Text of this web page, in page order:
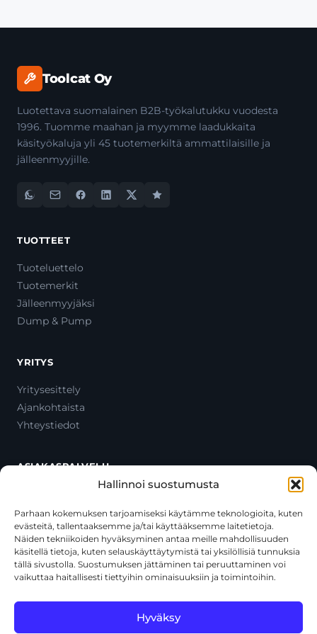
Hallinnoi suostumusta
Parhaan kokemuksen tarjoamiseksi käytämme teknologioita, kuten
evästeitä, tallentaaksemme ja/tai käyttääksemme laitetietoja.
Näiden tekniikoiden hyväksyminen antaa meille mahdollisuuden
käsitellä tietoja, kuten selauskäyttäytymistä tai yksilöllisiä tunnuksia
tällä sivustolla. Suostumuksen jättäminen tai peruuttaminen voi
vaikuttaa haitallisesti tiettyihin ominaisuuksiin ja toimintoihin.
Hyväksy
Toolcat Oy
Luotettava suomalainen B2B-työkalutukku vuodesta
1996. Tuomme maahan ja myymme laadukkaita
käsityökaluja yli 45 tuotemerkiltä ammattilaisille ja
jälleenmyyjille.
TUOTTEET
Tuoteluettelo
Tuotemerkit
Jälleenmyyjäksi
Dump & Pump
YRITYS
Yritysesittely
Ajankohtaista
Yhteystiedot
ASIAKASPALVELU
Oma tili
Maksutavat
Toimitustavat
Usein kysytyt kysymykset
+358 44 270 3795
asiakaspalvelu@toolcat.fi